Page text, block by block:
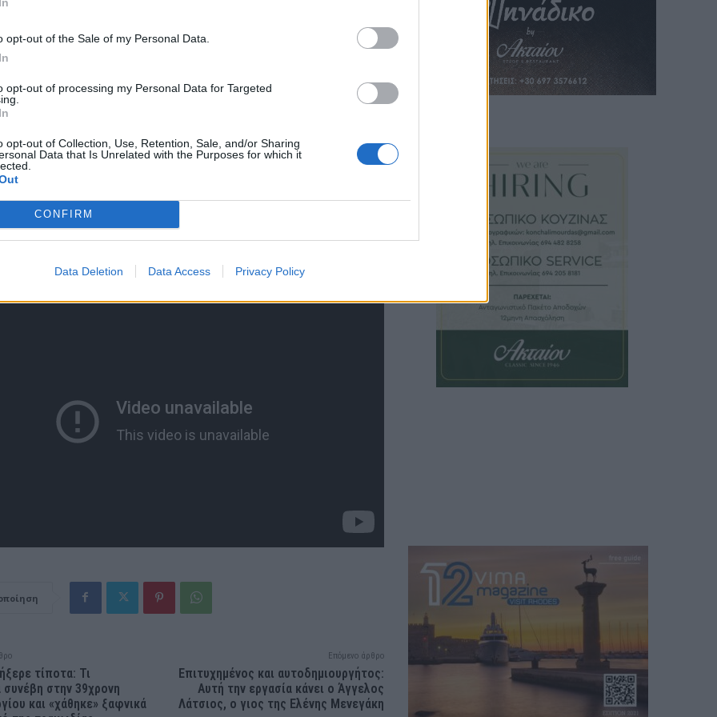
opt-out of the Sale of my Personal Data.
opt-out of processing my Personal Data for Targeted
opt-out of Collection, Use, Retention, Sale, and/or Sharing
Data that Is Unrelated with the Purposes for which it
CONFIRM
Data Deletion Data Access Privacy Policy
έριχνε νερό από μπουκάλι και συνέχιζε να χτυπά τους άλλους, με
πέντε – έξι άλλοι άνδρες να τον σπρώχνουν παρακάτω, ώστε να
μετεγκατάστασης προβλήθηκαν οι νέες οδηγίες από την Ευρωπαϊκή
κυβέρνηση, οι οποίες χρηματοδοτούν μέσα από σχετικά
τις προϋποθέσεις των κτιρίων φιλοξενίας.
και οι ξυλοδαρμοί ξεκινούν
έκτο λεπτό στο βίντεο που
τίποτα: Τι
συνέβη στην 39χρονη
και «χάθηκε» ξαφνικά
Επόμενο άρθρο
Επιτυχημένος και αυτοδημιουργήτος:
Αυτή την εργασία κάνει ο Άγγελος
Λάτσιος, ο γιος της Ελένης Μενεγάκη